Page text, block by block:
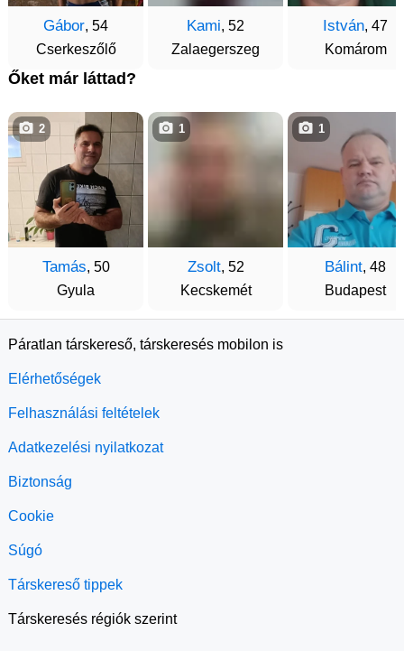
Gábor, 54
Cserkeszőlő
Kami, 52
Zalaegerszeg
István, 47
Komárom
Őket már láttad?
Tamás, 50
Gyula
2
Zsolt, 52
Kecskemét
1
Bálint, 48
Budapest
1
Páratlan társkereső, társkeresés mobilon is
Elérhetőségek
Felhasználási feltételek
Adatkezelési nyilatkozat
Biztonság
Cookie
Súgó
Társkereső tippek
Társkeresés régiók szerint